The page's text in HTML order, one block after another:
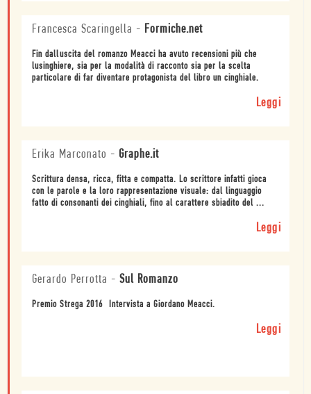
Francesca Scaringella - Formiche.net
Fin dalluscita del romanzo Meacci ha avuto recensioni più che
lusinghiere, sia per la modalità di racconto sia per la scelta
particolare di far diventare protagonista del libro un cinghiale.
Leggi
Erika Marconato - Graphe.it
Scrittura densa, ricca, fitta e compatta. Lo scrittore infatti gioca
con le parole e la loro rappresentazione visuale: dal linguaggio
fatto di consonanti dei cinghiali, fino al carattere sbiadito del ...
Leggi
Gerardo Perrotta - Sul Romanzo
Premio Strega 2016  Intervista a Giordano Meacci.
Leggi